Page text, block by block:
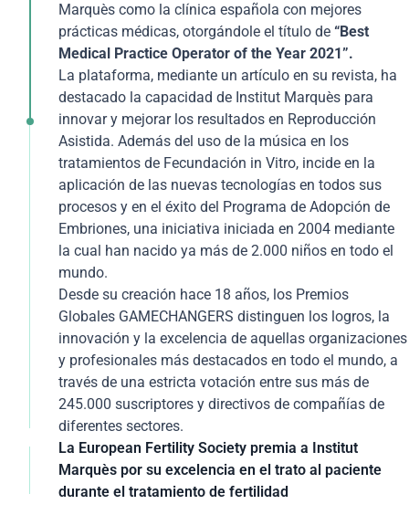
modificación de los criterios de valoración de los
embriones. El estudio forma parte de una línea de
investigación abierta por Institut Marquès que cambia
el criterio sobre algunos de los embriones que no
siguen las pautas de evolución normales pero que,
según se ha demostrado, pueden acabar
convirtiéndose en un bebé sano.
Marquès como la clínica española con mejores
prácticas médicas, otorgándole el título de“Best
Medical Practice Operator of the Year 2021”.
La plataforma, mediante un artículo en su revista, ha
destacado la capacidad de Institut Marquès para
innovar y mejorar los resultados en Reproducción
Asistida. Además del uso de la música en los
tratamientos de Fecundación in Vitro, incide en la
aplicación de las nuevas tecnologías en todos sus
procesos y en el éxito del Programa de Adopción de
Embriones, una iniciativa iniciada en 2004 mediante
la cual han nacido ya más de 2.000 niños en todo el
mundo.
Desde su creación hace 18 años, los Premios
Globales GAMECHANGERS distinguen los logros, la
innovación y la excelencia de aquellas organizaciones
y profesionales más destacados en todo el mundo, a
través de una estricta votación entre sus más de
245.000 suscriptores y directivos de compañías de
diferentes sectores.
La European Fertility Society premia a Institut
Marquès por su excelencia en el trato al paciente
durante el tratamiento de fertilidad